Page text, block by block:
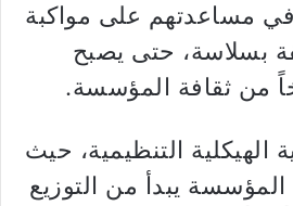
في مساعدتهم على مواكبة
بسلاسة، حتى يصبح
من ثقافة المؤسسة.
الهيكلية التنظيمية، حيث
يبدأ من التوزيع